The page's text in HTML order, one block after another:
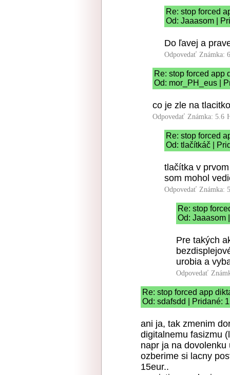
Re: stop forced
Od: Jaaasom |
Do ľavej a
Odpovedať Známka:
Re: stop forced app
Od: mor_PH_eus |
co je zle na
Odpovedať Známka: 5.6
Re: stop forced
Od: tlačítkáč |
tlačítka v
som mohol
Odpovedať Známka:
Re: stop
Od: Jaaasom
Pre takých
urobia a
Odpovedať
Re: stop forced app
Od: sdafsdd | Pridané:
ani ja, tak zmenim
digitalnemu fasizmu
napr ja na
ozberime si lacny
15eur..